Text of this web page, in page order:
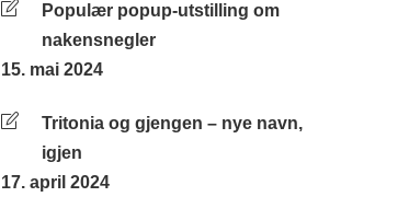
Populær popup-utstilling om
nakensnegler
15. mai 2024
Tritonia og gjengen – nye navn,
igjen
17. april 2024